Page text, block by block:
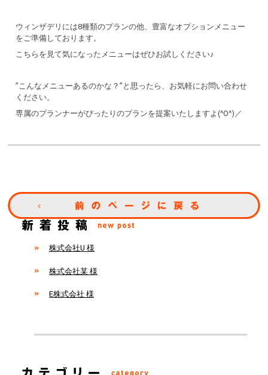
ウィンザデリには8種類のプランの他、豊富なオプションメニュー
をご準備しております。
こちらを見て気になったメニューはぜひお試しください♪
”こんなメニューあるのかな？”と思ったら、お気軽にお問い合わせ
ください。
専属のプランナーがぴったりのプランを提案いたしますよ(^O^)／
株式会社U 様
株式会社某 様
E株式会社 様